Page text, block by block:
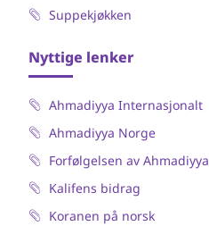
Suppekjøkken
Nyttige lenker
Ahmadiyya Internasjonalt
Ahmadiyya Norge
Forfølgelsen av Ahmadiyya
Kalifens bidrag
Koranen på norsk